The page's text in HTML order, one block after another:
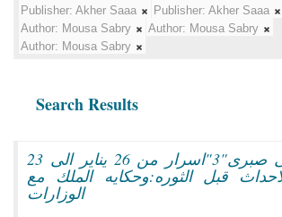
Publisher: Akher Saaa Publisher: Akher Saaa
Author: Mousa Sabry Author: Mousa Sabry
Author: Mousa Sabry
Search Results
مذكرات موسى صبرى"3"اسرار من 26 يناير الى 23
قبل الثوره:وحكايه الملك مع
الوزارات